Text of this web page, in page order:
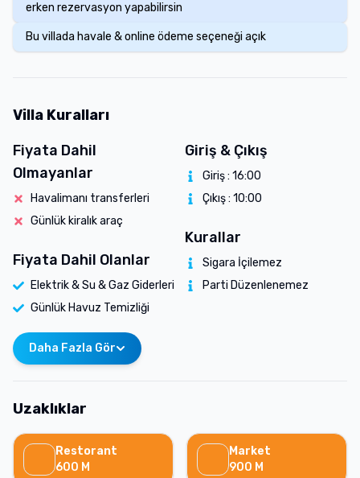
erken rezervasyon yapabilirsin
Bu villada havale & online ödeme seçeneği açık
Villa Kuralları
Fiyata Dahil
Olmayanlar
Havalimanı transferleri
Günlük kiralık araç
Fiyata Dahil Olanlar
Elektrik & Su & Gaz Giderleri
Günlük Havuz Temizliği
Giriş & Çıkış
Giriş : 16:00
Çıkış : 10:00
Kurallar
Sigara İçilemez
Parti Düzenlenemez
Daha Fazla Gör
Uzaklıklar
Restorant
600 M
Market
900 M